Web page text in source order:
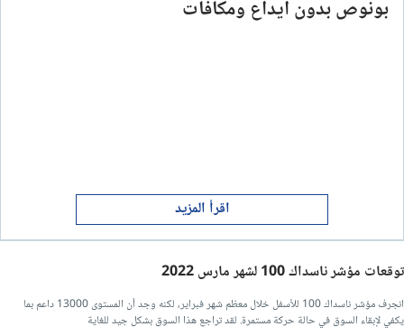
بونوص بدون ايداع ومكافآت
اقرأ المزيد
توقعات مؤشر ناسداك 100 لشهر مارس 2022
انجرف مؤشر ناسداك 100 للأسفل خلال معظم شهر فبراير، لكنه وجد أن المستوى 13000 داعم بما
يكفي لإبقاء السوق في حالة حركة مستمرة. لقد تراجع هذا السوق بشكل جيد للغاية